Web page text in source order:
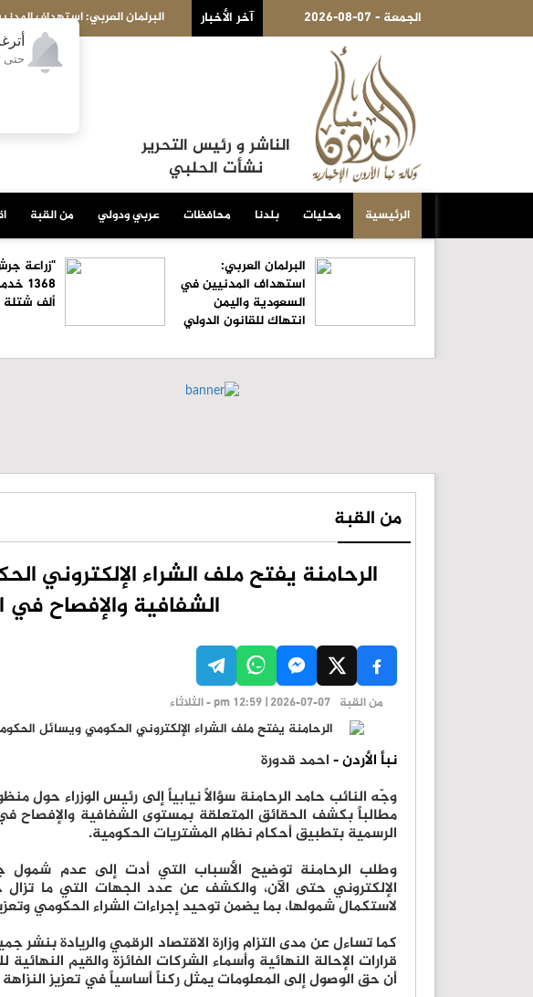
حتى
2026-08-07 - الجمعة آخر الأخبار
البرلمان العربي: استهداف المدنيين في السعودية واليمن انتهاك للقانون الدولي
الناشر و رئيس التحرير
نشأت الحلبي
الرئيسية محليات بلدنا محافظات عربي ودولي من القبة
البرلمان العربي:
استهداف المدنيين في
السعودية واليمن
انتهاك للقانون الدولي
"زراعة
ألف شتلة
من القبة
الرحامنة يفتح ملف الشراء الإلكتروني
الشفافية والإفصاح في
من القبة pm 12:59 | 2026-07-07 - الثلاثاء
نبأ الأردن -احمد قدورة
مطالباً بكشف الحقائق المتعلقة بمستوى الشفافية والإفصاح
الرسمية بتطبيق أحكام نظام المشتريات الحكومية.
وطلب الرحامنة توضيح الأسباب التي أدت إلى عدم شمول
الإلكتروني حتى الآن، والكشف عن عدد الجهات التي ما تزال
لاستكمال شمولها، بما يضمن توحيد إجراءات الشراء الحكومي
كما تساءل عن مدى التزام وزارة الاقتصاد الرقمي والريادة بنشر
قرارات الإحالة النهائية وأسماء الشركات الفائزة والقيم النهائية
أن حق الوصول إلى المعلومات يمثل ركناً أساسياً في تعزيز